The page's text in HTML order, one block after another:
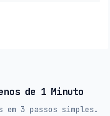
de 1 Minuto
em 3 passos simples.